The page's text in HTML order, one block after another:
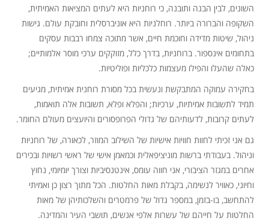
השונים, לבין הבנה ותובנה, כי רוחניות היא לעתים המציאות האמיתית,
השקופה והברורה ביותר. רוחלניות היא אוניברסלית וחובקת עולם. גישות
ניהול, שיטות מדידה וחוכמת חיים, אשר מתוכה צמחו רבבות עסקים
בתחומים אינספור. ברוחניות, בדרך כלל, מזוקקים ערכי מוסר אלמותיים;
כאלה שהעלו והפילו מעצמות כלכליות ופוליטיות.
בחקירה עמוקה המתבקשת ונעשית בכל מסורת רוחנית אמיתית, מגיעים
תמיד לתשובות אמיתיות, ערכיות; והפלא ופלא, תשובות אלה תואמות,
לעתים קרובות, לדעותיהם של גדולי הפרופסורים והיועצים מעולם החומר.
גם אני זכיתי לחוות חוויות אישיות של השילוב המוזר, לכאורה, של רוחניות
וניהול. בעבודתי ברשות מוניציפאלית וכמאמן אישי של ראשי רשויות ובכירים
אחרים במגזר הציבורי, אני חווה עומס, אינטנסיביות וצורך יומיומי, נחוץ
וחיוני, כאוויר לנשימה, בקבלת מאות החלטות. הכל מתוך רצון כן ואמיתי
להתחשב, בו-בזמן, במספר גדול של פרמטרים והשלכותיהן של מאות
החלטות על חייהם של עשרות אלפי אנשים, תושבי העיר והמדינה.